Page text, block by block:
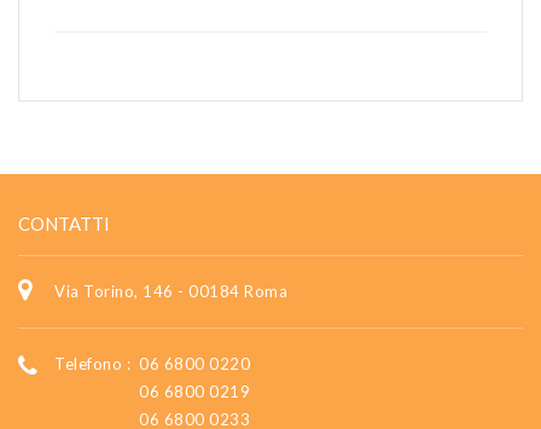
CONTATTI
Via Torino, 146 - 00184 Roma
Telefono : 06 6800 0220
06 6800 0219
06 6800 0233